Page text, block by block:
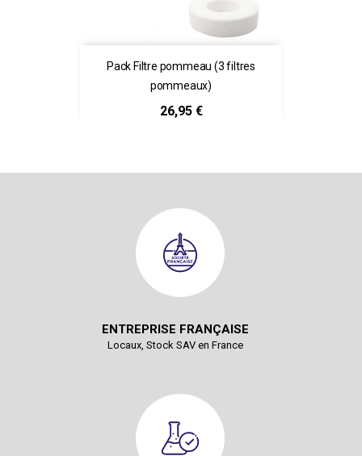
Pack Filtre pommeau (3 filtres
pommeaux)
Prix
26,95 €
ENTREPRISE FRANÇAISE
Locaux, Stock SAV en France